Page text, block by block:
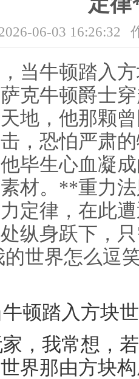
06-03 16:26:32
当牛顿踏入
克牛顿爵士
地，他那颗
，恐怕严肃
毕生心血凝
材。**重力
定律，在此
纵身跃下，
世界怎么逗
顿踏入方块
，我常想，
界那由方块